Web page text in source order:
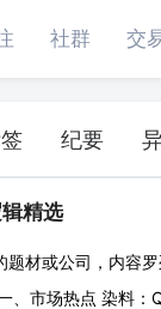
社群 交
纪要
精选
题材或公司，内容
、市场热点 染料